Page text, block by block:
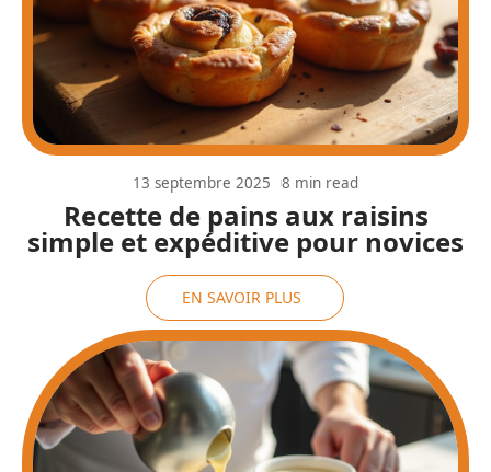
Recette de pains aux raisins
simple et expéditive pour novices
13 septembre 2025 8 min read
EN SAVOIR PLUS